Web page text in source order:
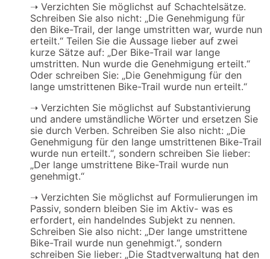
➝ Verzichten Sie möglichst auf Schachtelsätze.
Schreiben Sie also nicht: „Die Genehmigung für
den Bike-Trail, der lange umstritten war, wurde nun
erteilt.“ Teilen Sie die Aussage lieber auf zwei
kurze Sätze auf: „Der Bike-Trail war lange
umstritten. Nun wurde die Genehmigung erteilt.“
Oder schreiben Sie: „Die Genehmigung für den
lange umstrittenen Bike-Trail wurde nun erteilt.“
➝ Verzichten Sie möglichst auf Substantivierung
und andere umständliche Wörter und ersetzen Sie
sie durch Verben. Schreiben Sie also nicht: „Die
Genehmigung für den lange umstrittenen Bike-Trail
wurde nun erteilt.“, sondern schreiben Sie lieber:
„Der lange umstrittene Bike-Trail wurde nun
genehmigt.“
➝ Verzichten Sie möglichst auf Formulierungen im
Passiv, sondern bleiben Sie im Aktiv- was es
erfordert, ein handelndes Subjekt zu nennen.
Schreiben Sie also nicht: „Der lange umstrittene
Bike-Trail wurde nun genehmigt.“, sondern
schreiben Sie lieber: „Die Stadtverwaltung hat den